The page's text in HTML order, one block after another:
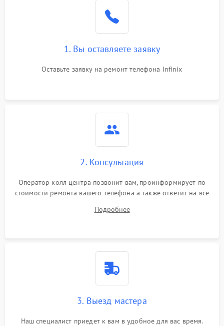
1. Вы оставляете заявку
Оставьте заявку на ремонт телефона Infinix
2. Консультация
Оператор колл центра позвонит вам, проинформирует по
стоимости ремонта вашего телефона а также ответит на все
Подробнее
3. Выезд мастера
Наш специалист приедет к вам в удобное для вас время.